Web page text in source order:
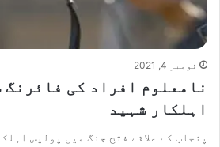
نومبر 4, 2021
نامعلوم افراد کی فائرنگ
اہلکار شہید
پنجاب کے علاقے فتح جنگ میں پولیس